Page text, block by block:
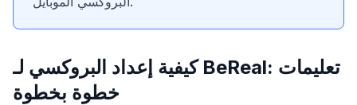
كيفية إعداد البروكسي لـ BeReal: تعليمات
خطوة بخطوة